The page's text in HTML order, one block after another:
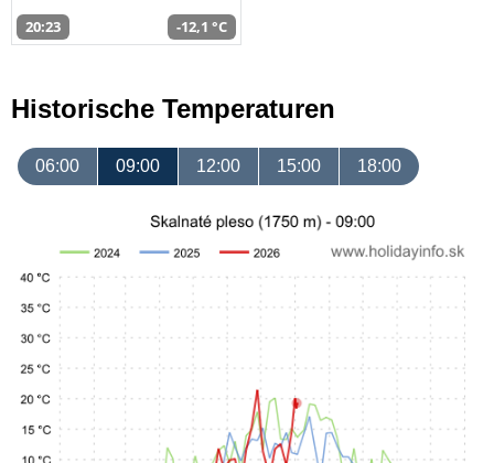
20:23 -12,1 °C
Historische Temperaturen
06:00 09:00 12:00 15:00 18:00